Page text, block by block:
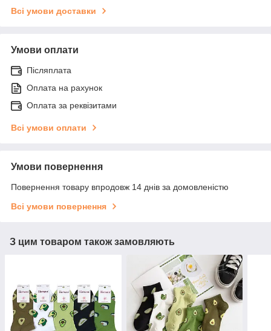
Всі умови доставки
Умови оплати
Післяплата
Оплата на рахунок
Оплата за реквізитами
Всі умови оплати
Умови повернення
Повернення товару впродовж 14 днів за домовленістю
Всі умови повернення
З цим товаром також замовляють